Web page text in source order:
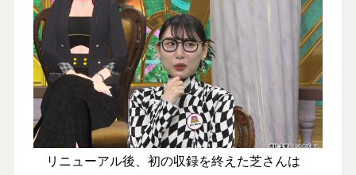
リニューアル後、初の収録を終えた芝さんは